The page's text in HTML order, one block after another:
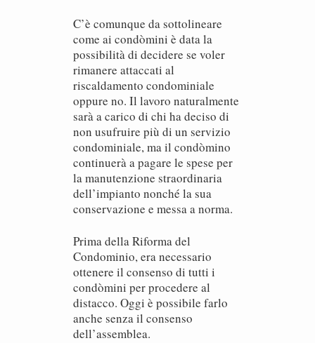
C’è comunque da sottolineare
come ai condòmini è data la
possibilità di decidere se voler
rimanere attaccati al
riscaldamento condominiale
oppure no. Il lavoro naturalmente
sarà a carico di chi ha deciso di
non usufruire più di un servizio
condominiale, ma il condòmino
continuerà a pagare le spese per
la manutenzione straordinaria
dell’impianto nonché la sua
conservazione e messa a norma.
Prima della Riforma del
Condominio, era necessario
ottenere il consenso di tutti i
condòmini per procedere al
distacco. Oggi è possibile farlo
anche senza il consenso
dell’assemblea.